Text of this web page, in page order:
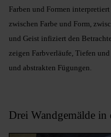
Farben und Formen
zwischen Farbe und Form,
und Geist infiziert den
zeigen Farbverläufe, Tiefen
und abstrakten Fügungen.
Drei Wandgemälde